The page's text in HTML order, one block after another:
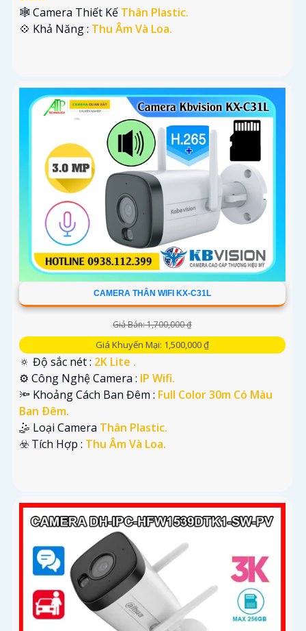
🕸️ Camera Thiết Kế Thân Plastic.
️💠 Khả Năng : Thu Âm Và Loa.
CAMERA THÂN WIFI KX-C31L
Giá Bán: 1,700,000 ₫
Giá Khuyến Mại: 1,500,000 ₫
🔅 Độ sắc nét : 2K Lite .
⚙ Công Nghệ Camera : IP Wifi.
🔦 Khoảng Cách Ban Đêm : Full Color 30m Có Màu
Ban Ðêm.
🤹 Loại Camera Thân Plastic.
️☣️ Tích Hợp : Thu Âm Và Loa.